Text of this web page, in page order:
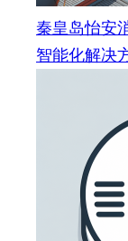
秦皇岛怡安
智能化解决